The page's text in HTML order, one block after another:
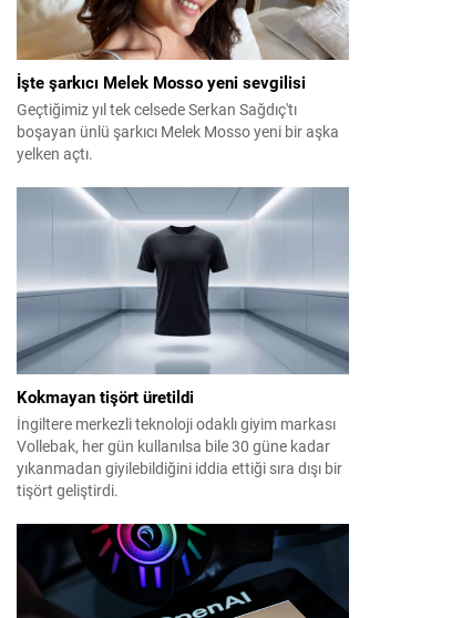
İşte şarkıcı Melek Mosso yeni sevgilisi
Geçtiğimiz yıl tek celsede Serkan Sağdıç'tı
boşayan ünlü şarkıcı Melek Mosso yeni bir aşka
yelken açtı.
Kokmayan tişört üretildi
İngiltere merkezli teknoloji odaklı giyim markası
Vollebak, her gün kullanılsa bile 30 güne kadar
yıkanmadan giyilebildiğini iddia ettiği sıra dışı bir
tişört geliştirdi.